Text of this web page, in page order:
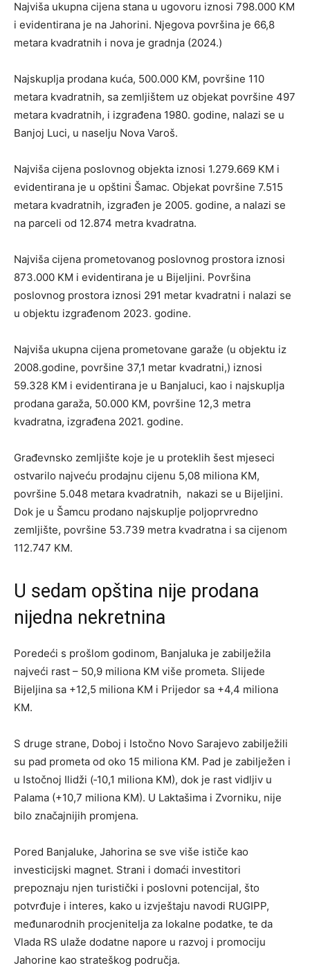
Najviša ukupna cijena stana u ugovoru iznosi 798.000 KM
i evidentirana je na Jahorini. Njegova površina je 66,8
metara kvadratnih i nova je gradnja (2024.)
Najskuplja prodana kuća, 500.000 KM, površine 110
metara kvadratnih, sa zemljištem uz objekat površine 497
metara kvadratnih, i izgrađena 1980. godine, nalazi se u
Banjoj Luci, u naselju Nova Varoš.
Najviša cijena poslovnog objekta iznosi 1.279.669 KM i
evidentirana je u opštini Šamac. Objekat površine 7.515
metara kvadratnih, izgrađen je 2005. godine, a nalazi se
na parceli od 12.874 metra kvadratna.
Najviša cijena prometovanog poslovnog prostora iznosi
873.000 KM i evidentirana je u Bijeljini. Površina
poslovnog prostora iznosi 291 metar kvadratni i nalazi se
u objektu izgrađenom 2023. godine.
Najviša ukupna cijena prometovane garaže (u objektu iz
2008.godine, površine 37,1 metar kvadratni,) iznosi
59.328 KM i evidentirana je u Banjaluci, kao i najskuplja
prodana garaža, 50.000 KM, površine 12,3 metra
kvadratna, izgrađena 2021. godine.
Građevnsko zemljište koje je u proteklih šest mjeseci
ostvarilo najveću prodajnu cijenu 5,08 miliona KM,
površine 5.048 metara kvadratnih, nakazi se u Bijeljini.
Dok je u Šamcu prodano najskuplje poljoprvredno
zemljište, površine 53.739 metra kvadratna i sa cijenom
112.747 KM.
U sedam opština nije prodana
nijedna nekretnina
Poredeći s prošlom godinom, Banjaluka je zabilježila
najveći rast – 50,9 miliona KM više prometa. Slijede
Bijeljina sa +12,5 miliona KM i Prijedor sa +4,4 miliona
KM.
S druge strane, Doboj i Istočno Novo Sarajevo zabilježili
su pad prometa od oko 15 miliona KM. Pad je zabilježen i
u Istočnoj Ilidži (‑10,1 miliona KM), dok je rast vidljiv u
Palama (+10,7 miliona KM). U Laktašima i Zvorniku, nije
bilo značajnijih promjena.
Pored Banjaluke, Jahorina se sve više ističe kao
investicijski magnet. Strani i domaći investitori
prepoznaju njen turistički i poslovni potencijal, što
potvrđuje i interes, kako u izvještaju navodi RUGIPP,
međunarodnih procjenitelja za lokalne podatke, te da
Vlada RS ulaže dodatne napore u razvoj i promociju
Jahorine kao strateškog područja.